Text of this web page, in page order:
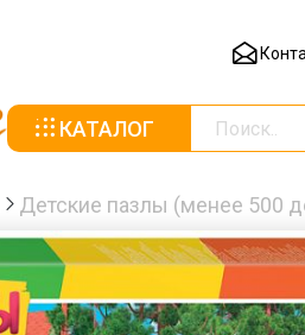
КАТАЛОГ
Детские пазлы (менее 500